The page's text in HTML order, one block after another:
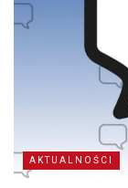
AKTUALNOŚCI